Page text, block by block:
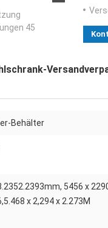
45
Behälter
5456 x
x 2,294 x 2.273M